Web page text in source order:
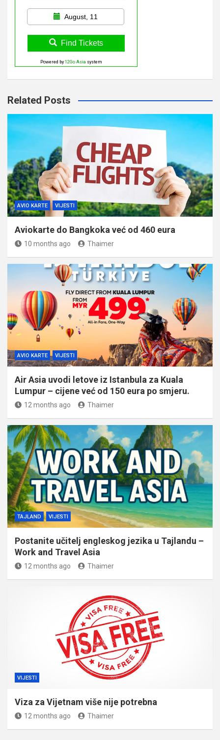
August, 11
Find Tickets
Powered by 12Go Asia system
Related Posts
AVIO KARTE VIJESTI
Aviokarte do Bangkoka već od 460 eura
10 months ago Thaimer
AVIO KARTE VIJESTI
Air Asia uvodi letove iz Istanbula za Kuala
Lumpur – cijene već od 150 eura po smjeru.
12 months ago Thaimer
TAJLAND VIJESTI
Postanite učitelj engleskog jezika u Tajlandu –
Work and Travel Asia
12 months ago Thaimer
VIJESTI
Viza za Vijetnam više nije potrebna
12 months ago Thaimer